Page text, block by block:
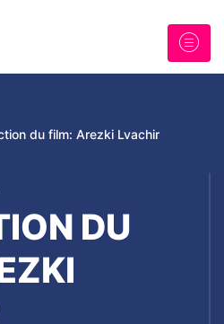
du film: Arezki Lvachir
DU